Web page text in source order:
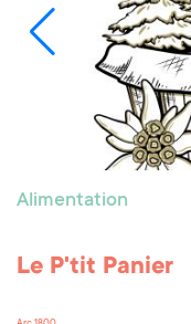
Alimentation
Le P'tit Panier